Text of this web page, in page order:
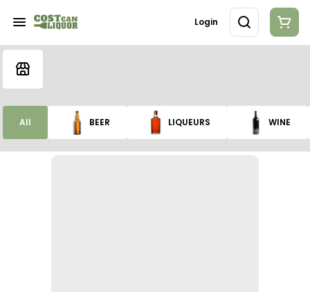
Login
All BEER LIQUEURS WINE